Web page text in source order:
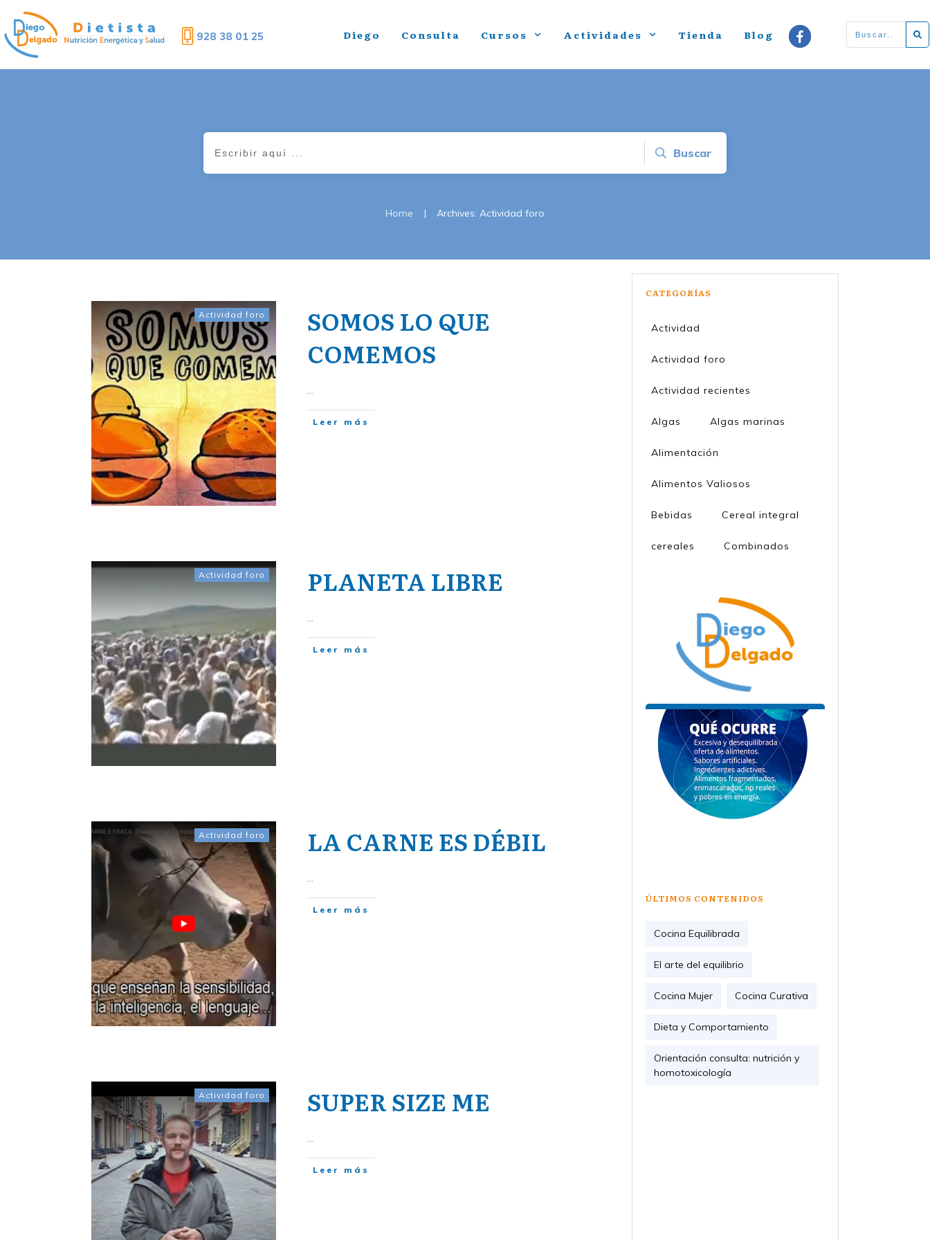
928 38 01 25 Diego Consulta Cursos Actividades Tienda Blog
Buscar
Home | Archives: Actividad foro
Actividad foro
SOMOS LO QUE
COMEMOS
...
Leer más
Actividad foro PLANETA LIBRE
...
Leer más
Actividad foro LA CARNE ES DÉBIL
...
Leer más
Actividad foro SUPER SIZE ME
...
Leer más
CATEGORÍAS
Actividad
Actividad foro
Actividad recientes
Algas Algas marinas
Alimentación
Alimentos Valiosos
Bebidas Cereal integral
cereales Combinados
ÚLTIMOS CONTENIDOS
Cocina Equilibrada
El arte del equilibrio
Cocina Mujer Cocina Curativa
Dieta y Comportamiento
Orientación consulta: nutrición y
homotoxicología